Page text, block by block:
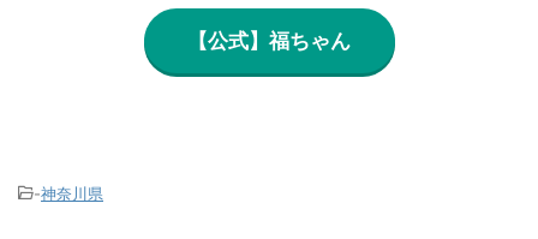
【公式】福ちゃん
-神奈川県